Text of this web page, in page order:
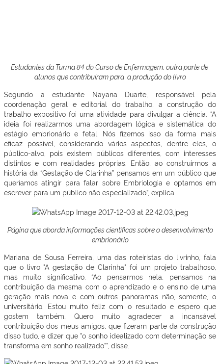
Estudantes da Turma 84 do Curso de Enfermagem, outra parte de
alunos que contribuiram para a produção do livro
Segundo a estudante Nayana Duarte, responsável pela
coordenação geral e editorial do trabalho, a construção do
trabalho expositivo foi uma atividade para divulgar a ciência. “A
ideia foi realizarmos uma abordagem lógica e sistemática do
estágio embrionário e fetal. Nós fizemos isso da forma mais
eficaz possível, considerando vários aspectos, dentre eles, o
público-alvo, pois existem públicos diferentes, com interesses
distintos e com realidades próprias. Então, ao construirmos a
história da “Gestação de Clarinha” pensamos em um público que
queríamos atingir para falar sobre Embriologia e optamos em
escrever para um público não especializado”, explica.
Página que aborda informações científicas sobre o desenvolvimento
embrionário
Mariana de Sousa Ferreira, uma das roteiristas do livrinho, fala
que o livro "A gestação de Clarinha" foi um projeto trabalhoso,
mas muito significativo. “Ao pensarmos nela, pensamos na
contribuição da mesma com o aprendizado e o ensino de uma
geração mais nova e com outros panoramas não, somente, o
universitário. Estou muito feliz com o resultado e espero que
gostem também. Quero muito agradecer a incansável
contribuição dos meus amigos, que fizeram parte da construção
disso tudo, e dizer que "o sonho idealizado com determinação se
transforma em sonho realizado”", disse.